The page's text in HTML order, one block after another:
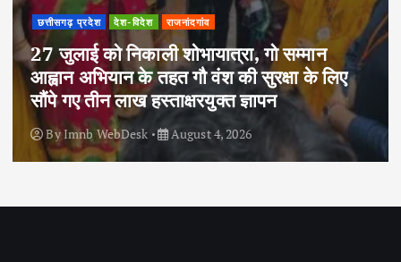
छत्तीसगढ़ प्रदेश देश-विदेश राजनांदगांव
27 जुलाई को निकाली शोभायात्रा, गो सम्मान
आह्वान अभियान के तहत गौ वंश की सुरक्षा के लिए
सौंपे गए तीन लाख हस्ताक्षरयुक्त ज्ञापन
ByImnb WebDesk August 4, 2026